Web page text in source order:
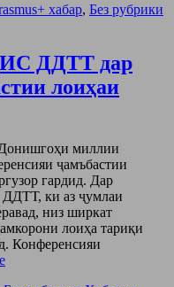
хабар, Без рубрики
ДДТТ дар
лоиҳаи
миллии
ҷамъбастии
гардид. Дар
ки аз ҷумлаи
низ ширкат
лоиҳа тариқи
Конференсияи